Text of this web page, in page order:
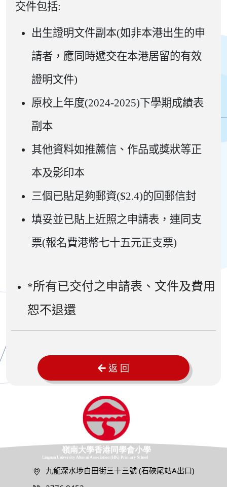
交件包括:
出生證明文件副本(如非本港出生的申
請者，應同時遞交在本港居留的有效
證明文件)
原校上年度(2024-2025)下學期成績表
副本
其他資料如推薦信、作品或獎狀等正
本及影印本
三個已貼足夠郵資($2.4)的回郵信封
填妥並已貼上近照之申請表，連同支
票(報名費港幣七十五元正支票)
*所有已交付之申請表、文件及費用
恕不退還
返 回
九龍深水埗白田街三十三號 (石硤尾站A出口)